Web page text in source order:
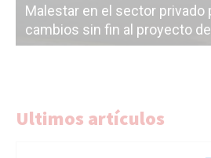
Malestar en el sector privado
cambios sin fin al proyecto
Ultimos artículos